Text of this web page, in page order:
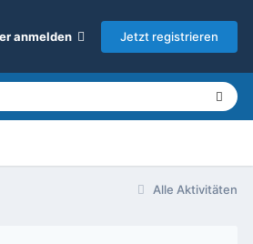
anmelden Jetzt registrieren
Alle Aktivitäten